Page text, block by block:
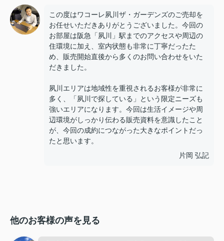
この度はワコーレ夙川ザ・ガーデンズのご売却を
お任せいただきありがとうございました。今回の
お部屋は阪急「夙川」駅までのアクセスや周辺の
住環境に加え、室内状態も非常に丁寧だったた
め、販売開始直後から多くのお問い合わせをいた
だきました。
夙川エリアは地域性を重視されるお客様が非常に
多く、「夙川で探している」という限定ニーズも
強いエリアになります。今回は生活イメージや周
辺環境がしっかり伝わる販売資料を意識したこと
が、今回の成約につながった大きなポイントだっ
たと思います。
片岡 弘記
他のお客様の声を見る